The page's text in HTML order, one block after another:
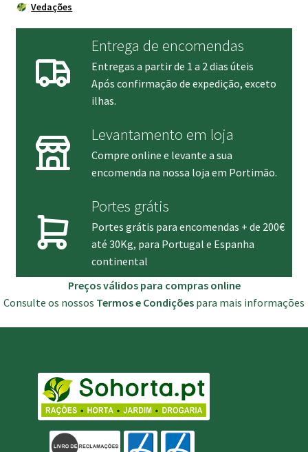
Vedações
Entrega de encomendas
Entregas a partir de 1 a 2 dias úteis
Após confirmação de expedição, exceto
ilhas.
Levantamento em loja
Compre online e levante a sua
encomenda na nossa loja em Portimão.
Portes grátis
Portes grátis para encomendas + de 200€
até 30Kg, para Portugal e Espanha
continental
Preços válidos para compras online
Consulte os nossos Termos e Condições para mais informações